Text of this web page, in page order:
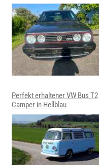
Perfekt erhaltener VW Bus T2
Camper in Hellblau